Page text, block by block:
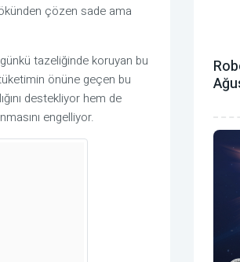
çözen sade ama
tazeliğinde koruyan bu
önüne geçen bu
destekliyor hem de
engelliyor.